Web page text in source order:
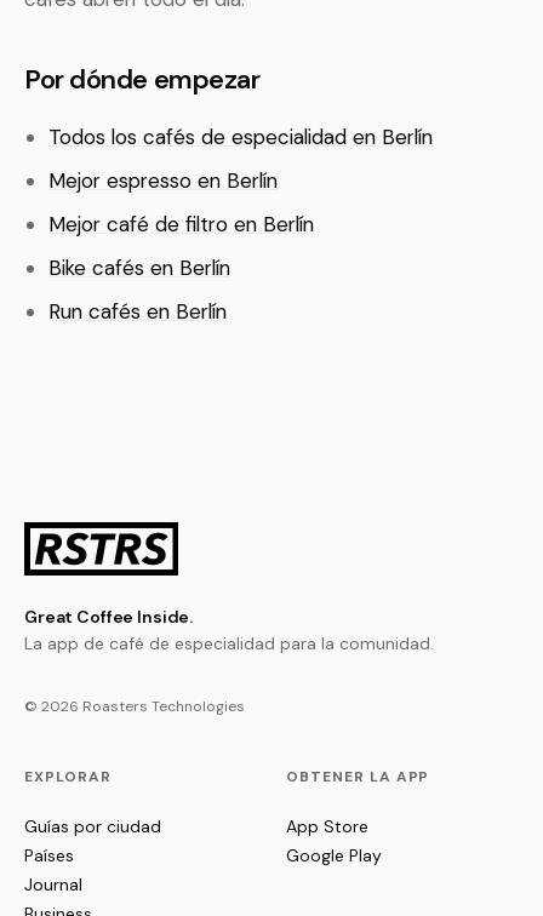
Por dónde empezar
Todos los cafés de especialidad en Berlín
Mejor espresso en Berlín
Mejor café de filtro en Berlín
Bike cafés en Berlín
Run cafés en Berlín
Great Coffee Inside.
La app de café de especialidad para la comunidad.
© 2026 Roasters Technologies
EXPLORAR
Guías por ciudad
Países
Journal
OBTENER LA APP
App Store
Google Play